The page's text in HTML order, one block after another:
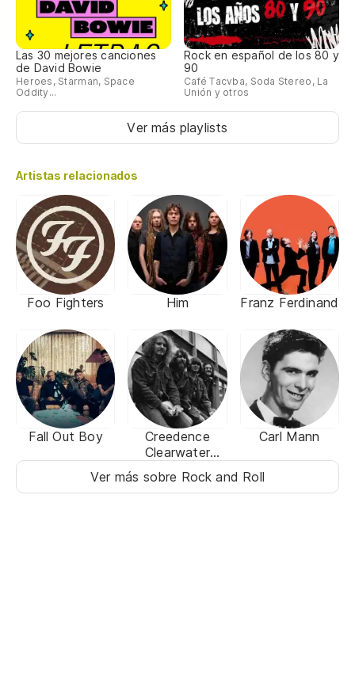
Las 30 mejores canciones
de David Bowie
Heroes, Starman, Space
Oddity...
Rock en español de los 80 y
90
Café Tacvba, Soda Stereo, La
Unión y otros
Ver más playlists
Artistas relacionados
Foo Fighters Him Franz Ferdinand
Fall Out Boy
Creedence
Clearwater
Carl Mann
Ver más sobre Rock and Roll